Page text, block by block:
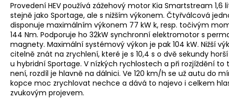
Provedení HEV používá zážehový motor Kia Smartstream 1,6
stejně jako Sportage, ale s nižším výkonem. Čtyřválcová
disponuje maximálním výkonem 77 kW k, resp. točivým
144 Nm. Podporuje ho 32kW synchronní elektromotor s
magnety. Maximální systémový výkon je pak 104 kW. Nižší
citelně znát na zrychlení, které je s 10,4 s o dvě sekundy
u hybridní Sportage. V nízkých rychlostech a při rozjíždění to
není, rozdíl je hlavně na dálnici. Ve 120 km/h se už autu do
kopce moc zrychlovat nechce a dává to najevo i celkem
zvukovým projevem.